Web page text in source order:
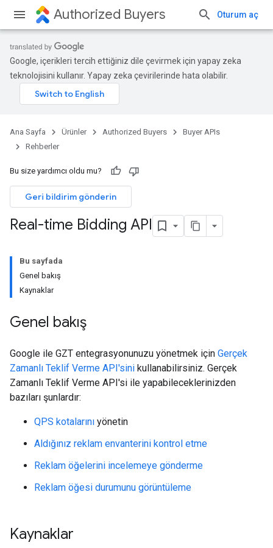
Authorized Buyers Oturum aç
Google, içerikleri tercih ettiğiniz dile çevirmek için yapay zeka
teknolojisini kullanır. Yapay zeka çevirilerinde hata olabilir.
Ana Sayfa Ürünler Authorized Buyers
Buyer APIs
Rehberler
Bu size yardımcı oldu mu?
Geri bildirim gönderin
Real-time Bidding API
Bu sayfada
Genel bakış
Kaynaklar
Genel bakış
Google ile GZT entegrasyonunuzu yönetmek için Gerçek
Zamanlı Teklif Verme API'sini kullanabilirsiniz. Gerçek
Zamanlı Teklif Verme API'si ile yapabileceklerinizden
bazıları şunlardır:
QPS kotalarını yönetin
Aldığınız reklam envanterini kontrol etme
Reklam öğelerini incelemeye gönderme
Reklam öğesi durumunu görüntüleme
Kaynaklar